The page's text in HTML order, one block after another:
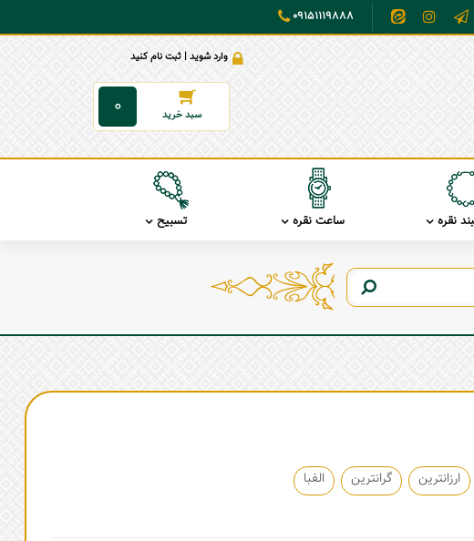
09151119888
وارد شوید | ثبت نام کنید
0
نقره ساعت نقره تسبیح
ارزانترین گرانترین الفبا